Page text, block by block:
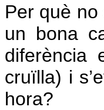
Per què no
un bona
diferència
cruïlla) i
hora?